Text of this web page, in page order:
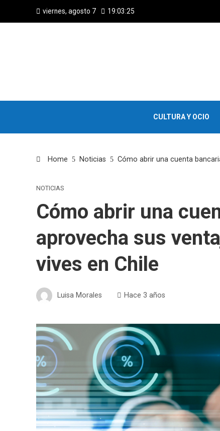
viernes, agosto 7 19:03:26
CULTURA Y OCIO
Home Noticias Cómo abrir una cuenta
NOTICIAS
Cómo abrir una
aprovecha sus
vives en Chile
Luisa Morales Hace 3 años